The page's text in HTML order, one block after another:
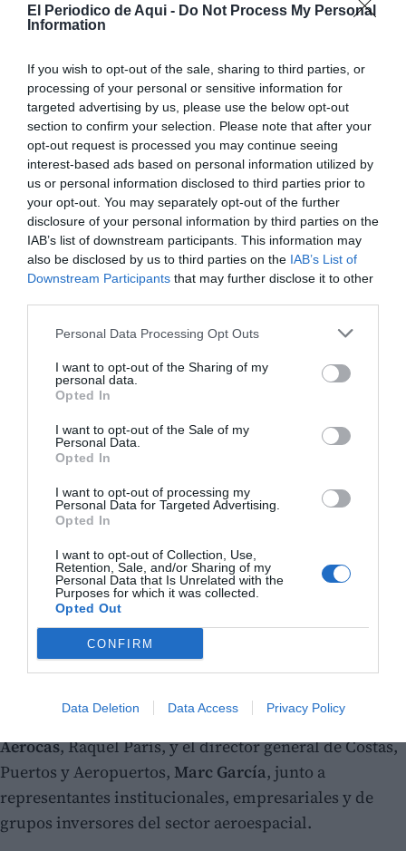
El Periodico de Aqui - Do Not Process My Personal
Information
If you wish to opt-out of the sale, sharing to third parties, or
processing of your personal or sensitive information for
targeted advertising by us, please use the below opt-out
section to confirm your selection. Please note that after your
opt-out request is processed you may continue seeing
interest-based ads based on personal information utilized by
us or personal information disclosed to third parties prior to
your opt-out. You may separately opt-out of the further
disclosure of your personal information by third parties on the
IAB’s list of downstream participants. This information may
also be disclosed by us to third parties on the IAB’s List of
Downstream Participants that may further disclose it to other
Personal Data Processing Opt Outs
I want to opt-out of the Sharing of my
personal data.
Opted In
I want to opt-out of the Sale of my
Personal Data.
Opted In
I want to opt-out of processing my
Personal Data for Targeted Advertising.
Opted In
I want to opt-out of Collection, Use,
Retention, Sale, and/or Sharing of my
Personal Data that Is Unrelated with the
Purposes for which it was collected.
Opted Out
CONFIRM
Data Deletion Data Access Privacy Policy
Generalitat por situar a la Comunitat Valenciana en la
Según el conseller, se trata de iniciativas que "generan
empleo de calidad", "atraen inversión" y "fortalecen
nuestro tejido productivo".
Al acto también han asistido la directora general de
Aerocas, Raquel París, y el director general de Costas,
Puertos y Aeropuertos, Marc García, junto a
representantes institucionales, empresariales y de
grupos inversores del sector aeroespacial.